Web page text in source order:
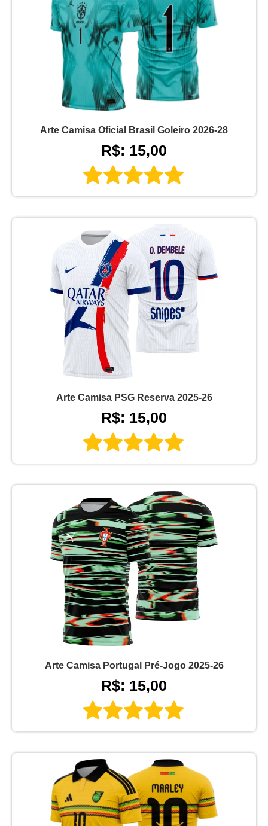
Arte Camisa Oficial Brasil Goleiro 2026-28
R$: 15,00
Arte Camisa PSG Reserva 2025-26
R$: 15,00
Arte Camisa Portugal Pré-Jogo 2025-26
R$: 15,00